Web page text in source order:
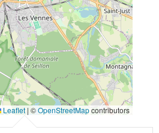
Leaflet | ©OpenStreetMapcontributors